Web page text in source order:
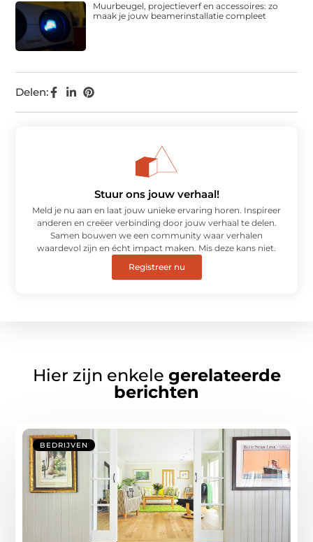
Delen:
Muurbeugel, projectieverf en accessoires: zo
maak je jouw beamerinstallatie compleet
Stuur ons jouw verhaal!
Meld je nu aan en laat jouw unieke ervaring horen. Inspireer
anderen en creëer verbinding door jouw verhaal te delen.
Samen bouwen we een community waar verhalen
waardevol zijn en écht impact maken. Mis deze kans niet.
Registreer nu
Hier zijn enkele gerelateerde
berichten
BEDRIJVEN